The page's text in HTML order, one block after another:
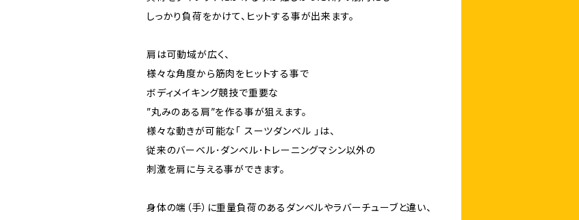
しっかり負荷をかけて、ヒットする事が出来ます。
肩は可動域が広く、
様々な角度から筋肉をヒットする事で
ボディメイキング競技で重要な
”丸みのある肩”を作る事が狙えます。
様々な動きが可能な「 スーツダンベル 」は、
従来のバーベル･ダンベル･トレーニングマシン以外の
刺激を肩に与える事ができます。
身体の端（手）に重量負荷のあるダンベルやラバーチューブと違い、